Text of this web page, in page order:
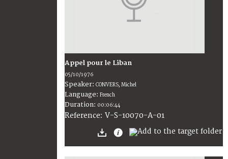
Appel pour le Liban
05/10/1976
Speaker: CONVERS, Michel
Language: French
Duration: 00:06:44
Reference: V-S-10070-A-01